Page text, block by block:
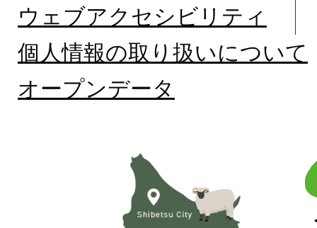
ウェブアクセシビリティ
個人情報の取り扱いについて
オープンデータ